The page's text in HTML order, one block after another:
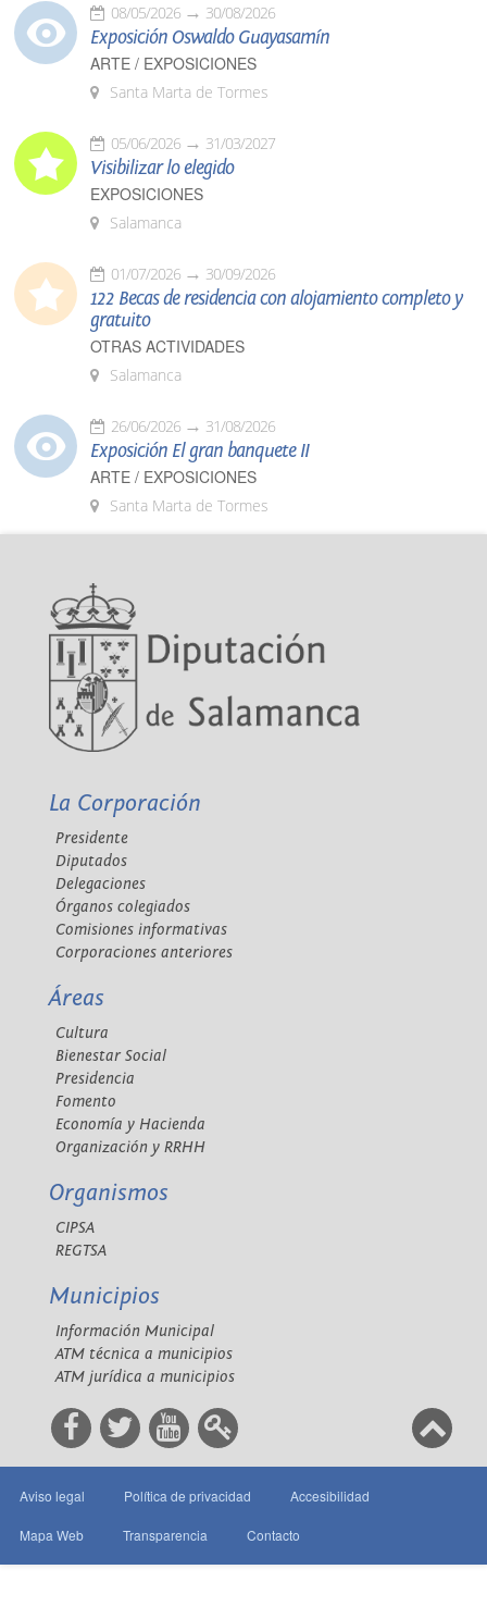
08/05/2026 30/08/2026
Exposición Oswaldo Guayasamín
ARTE / EXPOSICIONES
Santa Marta de Tormes
05/06/2026 31/03/2027
Visibilizar lo elegido
EXPOSICIONES
Salamanca
01/07/2026 30/09/2026
122 Becas de residencia con alojamiento completo y
gratuito
OTRAS ACTIVIDADES
Salamanca
26/06/2026 31/08/2026
Exposición El gran banquete II
ARTE / EXPOSICIONES
Santa Marta de Tormes
La Corporación
Presidente
Diputados
Delegaciones
Órganos colegiados
Comisiones informativas
Corporaciones anteriores
Áreas
Cultura
Bienestar Social
Presidencia
Fomento
Economía y Hacienda
Organización y RRHH
Organismos
CIPSA
REGTSA
Municipios
Información Municipal
ATM técnica a municipios
ATM jurídica a municipios
Aviso legal Política de privacidad Accesibilidad
Mapa Web Transparencia Contacto